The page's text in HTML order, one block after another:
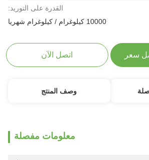
القدرة على التوريد:
10000 كيلوغرام / كيلوغرام شهريا
سعر اتصل الآن
وصف المنتج
معلومات مفصلة